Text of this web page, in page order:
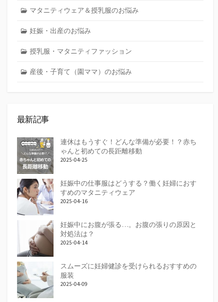
マタニティウェア＆授乳服のお悩み
妊娠・出産のお悩み
授乳服・マタニティファッション
産後・子育て（園ママ）のお悩み
最新記事
連休はもうすぐ！どんな準備が必要！？赤ち
ゃんと初めての長距離移動
2025-04-25
妊娠中の仕事服はどうする？働く妊婦におす
すめのマタニティウェア
2025-04-16
妊娠中にお腹が張る…。お腹の張りの原因と
対処法は？
2025-04-14
スムーズに妊婦健診を受けられるおすすめの
服装
2025-04-09